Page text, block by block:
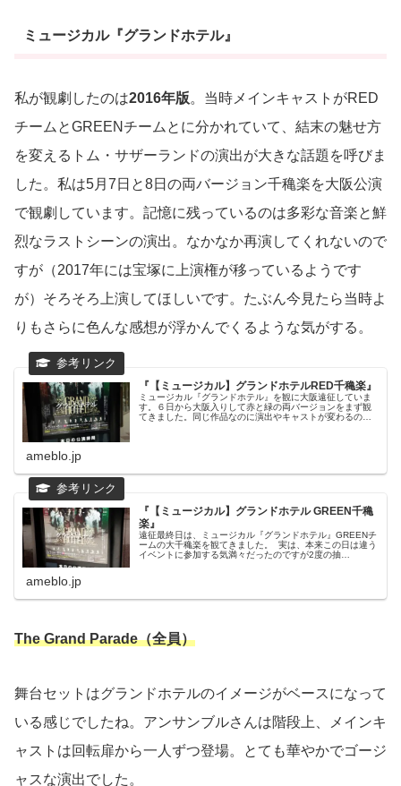
ミュージカル『グランドホテル』
私が観劇したのは2016年版。当時メインキャストがRED
チームとGREENチームとに分かれていて、結末の魅せ方
を変えるトム・サザーランドの演出が大きな話題を呼びま
した。私は5月7日と8日の両バージョン千穐楽を大阪公演
で観劇しています。記憶に残っているのは多彩な音楽と鮮
烈なラストシーンの演出。なかなか再演してくれないので
すが（2017年には宝塚に上演権が移っているようです
が）そろそろ上演してほしいです。たぶん今見たら当時よ
りもさらに色んな感想が浮かんでくるような気がする。
『【ミュージカル】グランドホテルRED千穐楽』
ミュージカル『グランドホテル』を観に大阪遠征していま
す。６日から大阪入りして赤と緑の両バージョンをまず観
てきました。同じ作品なのに演出やキャストが変わるので
ameblo.jp
『【ミュージカル】グランドホテル GREEN千穐
楽』
遠征最終日は、ミュージカル『グランドホテル』GREENチ
ームの大千穐楽を観てきました。 実は、本来この日は違う
イベントに参加する気満々だったのですが2度の抽…
ameblo.jp
The Grand Parade（全員）
舞台セットはグランドホテルのイメージがベースになって
いる感じでしたね。アンサンブルさんは階段上、メインキ
ャストは回転扉から一人ずつ登場。とても華やかでゴージ
ャスな演出でした。